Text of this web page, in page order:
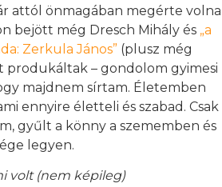
attól önmagában megérte volna
bejött még Dresch Mihály és „a
Zerkula János” (plusz még
produkáltak – gondolom gyimesi
majdnem sírtam. Életemben
ennyire életteli és szabad. Csak
gyűlt a könny a szememben és
legyen.
volt (nem képileg)